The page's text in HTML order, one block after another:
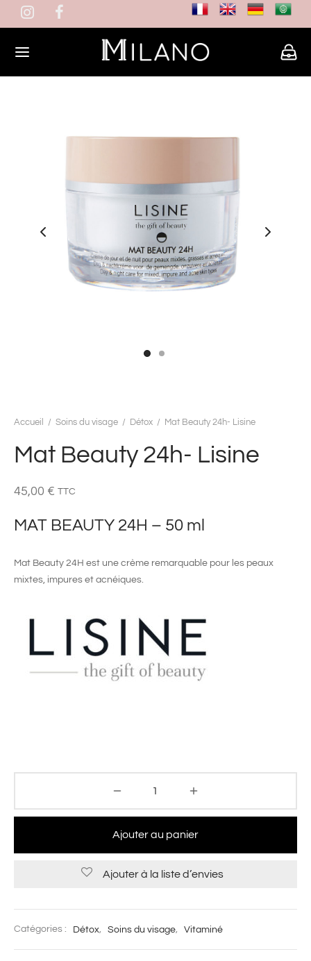
Accueil / Soins du visage / Détox / Mat Beauty 24h- Lisine
Mat Beauty 24h- Lisine
45,00 € TTC
MAT BEAUTY 24H – 50 ml
Mat Beauty 24H est une crème remarquable pour les peaux
mixtes, impures et acnéiques.
Ajouter au panier
Ajouter à la liste d’envies
Catégories : Détox, Soins du visage, Vitaminé